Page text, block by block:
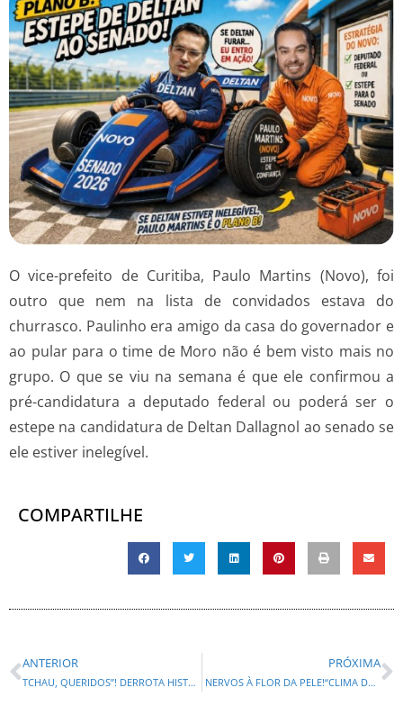
O vice-prefeito de Curitiba, Paulo Martins (Novo), foi
outro que nem na lista de convidados estava do
churrasco. Paulinho era amigo da casa do governador e
ao pular para o time de Moro não é bem visto mais no
grupo. O que se viu na semana é que ele confirmou a
pré-candidatura a deputado federal ou poderá ser o
estepe na candidatura de Deltan Dallagnol ao senado se
ele estiver inelegível.
COMPARTILHE
ANTERIOR
TCHAU, QUERIDOS”! DERROTA HISTÓRICA PARA LULA E GLEISI APÓS O SENADO REJEITAR MESSIAS NO STF!
PRÓXIMA
NERVOS À FLOR DA PELE!“CLIMA DE BRIGA NA ALEP LEVANTA PROPOSTA INUSITADA: TATAME ATÉ O PERÍODO ELEITORAL”